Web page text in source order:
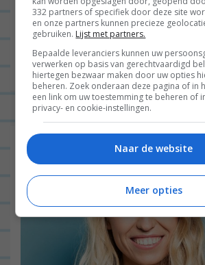
332 partners of specifiek door deze site
en onze partners kunnen precieze
gebruiken. Lijst met partners.
Bepaalde leveranciers kunnen uw
verwerken op basis van gerechtvaardigd
hiertegen bezwaar maken door uw opties
beheren. Zoek onderaan deze pagina of in
een link om uw toestemming te beheren of
privacy- en cookie-instellingen.
Naar de website
Meer opties